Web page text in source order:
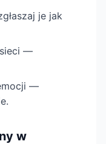
je jak
—
—
w